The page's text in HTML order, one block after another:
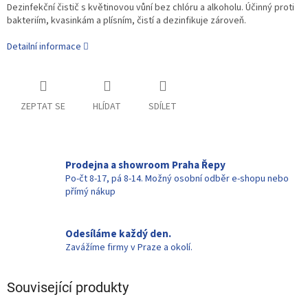
Dezinfekční čistič s květinovou vůní bez chlóru a alkoholu. Účinný proti
bakteriím, kvasinkám a plísním, čistí a dezinfikuje zároveň.
Detailní informace
ZEPTAT SE HLÍDAT SDÍLET
Prodejna a showroom Praha Řepy
Po-čt 8-17, pá 8-14. Možný osobní odběr e-shopu nebo
přímý nákup
Odesíláme každý den.
Zavážíme firmy v Praze a okolí.
Související produkty